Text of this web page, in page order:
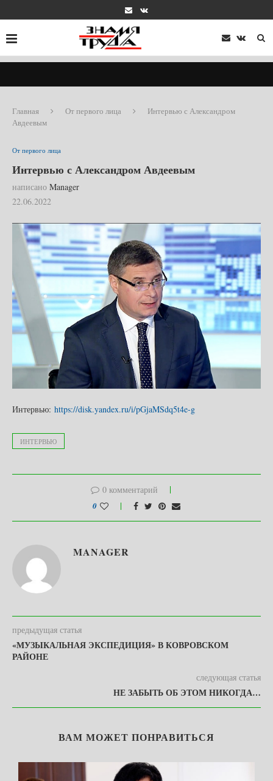
Главная От первого лица
Интервью с Александром
Авдеевым
От первого лица
Интервью с Александром Авдеевым
написано Manager
22.06.2022
Интервью: https://disk.yandex.ru/i/pGjaMSdq5t4e-g
ИНТЕРВЬЮ
0 комментарий
0
MANAGER
предыдущая статья
«МУЗЫКАЛЬНАЯ ЭКСПЕДИЦИЯ» В КОВРОВСКОМ
РАЙОНЕ
следующая статья
НЕ ЗАБЫТЬ ОБ ЭТОМ НИКОГДА…
ВАМ МОЖЕТ ПОНРАВИТЬСЯ